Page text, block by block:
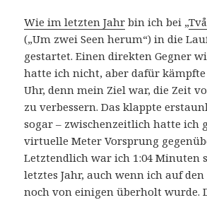
Wie im letzten Jahr bin ich bei „
(„Um zwei Seen herum“) in die
gestartet. Einen direkten Gegner
hatte ich nicht, aber dafür kämpfte
Uhr, denn mein Ziel war, die Zeit
zu verbessern. Das klappte
sogar – zwischenzeitlich hatte ich
virtuelle Meter Vorsprung
Letztendlich war ich 1:04 Minuten
letztes Jahr, auch wenn ich auf
noch von einigen überholt wurde.